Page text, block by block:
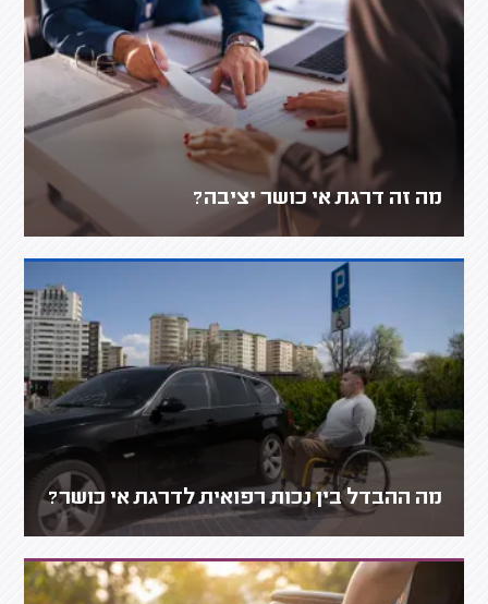
מה זה דרגת אי כושר יציבה?
מה ההבדל בין נכות רפואית לדרגת אי כושר?